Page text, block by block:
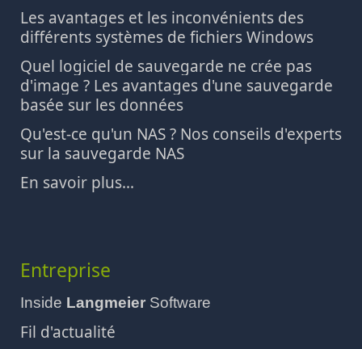
Les avantages et les inconvénients des
différents systèmes de fichiers Windows
Quel logiciel de sauvegarde ne crée pas
d'image ? Les avantages d'une sauvegarde
basée sur les données
Qu'est-ce qu'un NAS ? Nos conseils d'experts
sur la sauvegarde NAS
En savoir plus...
Entreprise
Inside Langmeier Software
Fil d'actualité